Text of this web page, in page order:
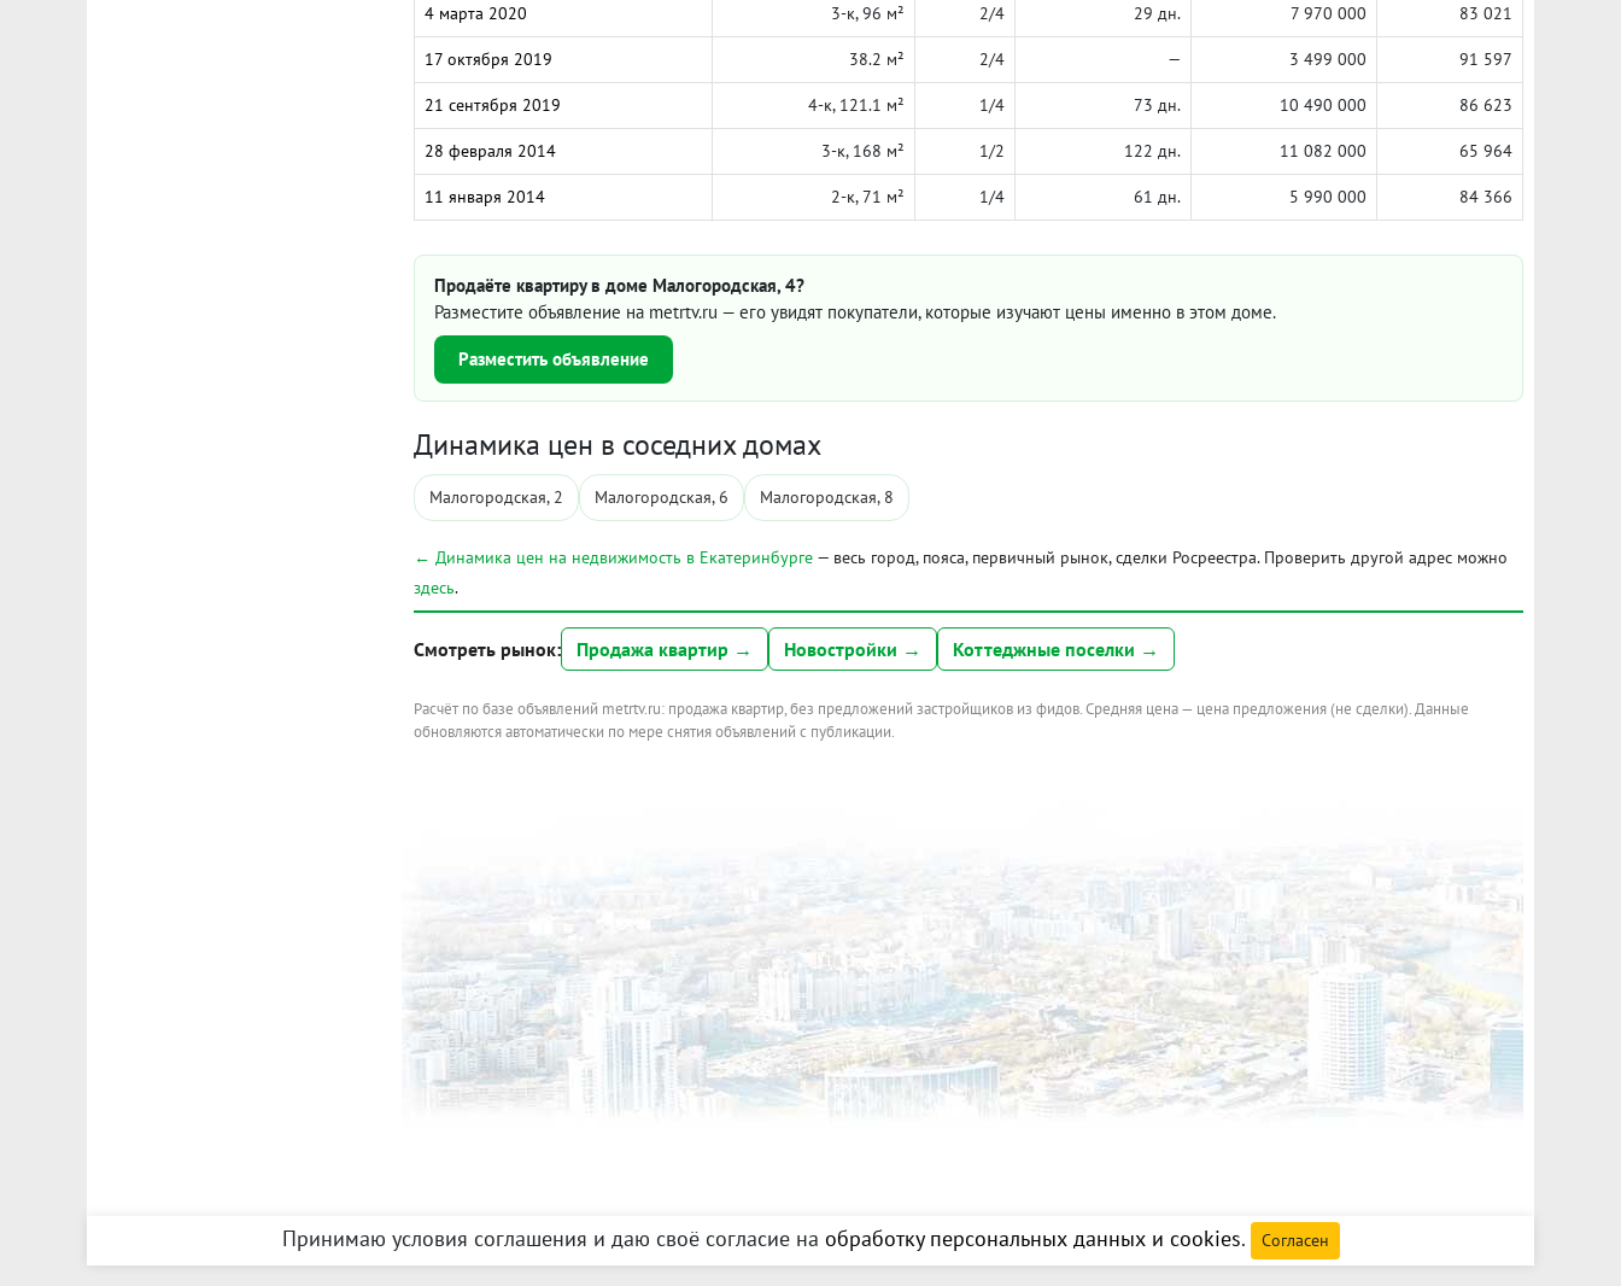
4 марта 2020 3-к, 96 м² 2/4 29 дн. 7 970 000 83 021
17 октября 2019 38.2 м² 2/4 — 3 499 000 91 597
21 сентября 2019 4-к, 121.1 м² 1/4 73 дн. 10 490 000 86 623
28 февраля 2014 3-к, 168 м² 1/2 122 дн. 11 082 000 65 964
11 января 2014 2-к, 71 м² 1/4 61 дн. 5 990 000 84 366
Продаёте квартиру в доме Малогородская, 4?
Разместите объявление на metrtv.ru — его увидят покупатели, которые изучают цены именно в этом доме.
Разместить объявление
Динамика цен в соседних домах
Малогородская, 2 Малогородская, 6 Малогородская, 8
← Динамика цен на недвижимость в Екатеринбурге — весь город, пояса, первичный рынок, сделки Росреестра. Проверить другой адрес можно
здесь.
Смотреть рынок: Продажа квартир → Новостройки → Коттеджные поселки →
Расчёт по базе объявлений metrtv.ru: продажа квартир, без предложений застройщиков из фидов. Средняя цена — цена предложения (не сделки). Данные
обновляются автоматически по мере снятия объявлений с публикации.
Принимаю условия соглашения и даю своё согласие на обработку персональных данных и cookies. Согласен